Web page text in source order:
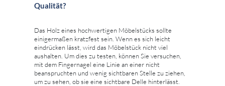
Qualität?
Das Holz eines hochwertigen Möbelstücks sollte
einigermaßen kratzfest sein. Wenn es sich leicht
eindrücken lässt, wird das Möbelstück nicht viel
aushalten. Um dies zu testen, können Sie versuchen,
mit dem Fingernagel eine Linie an einer nicht
beanspruchten und wenig sichtbaren Stelle zu ziehen,
um zu sehen, ob sie eine sichtbare Delle hinterlässt.